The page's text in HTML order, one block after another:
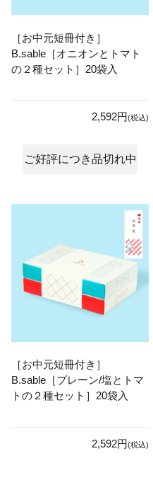
［お中元短冊付き］
B.sable［オニオンとトマト
の２種セット］20袋入
2,592円(税込)
ご好評につき品切れ中
［お中元短冊付き］
B.sable［プレーン/塩とトマ
トの２種セット］20袋入
2,592円(税込)